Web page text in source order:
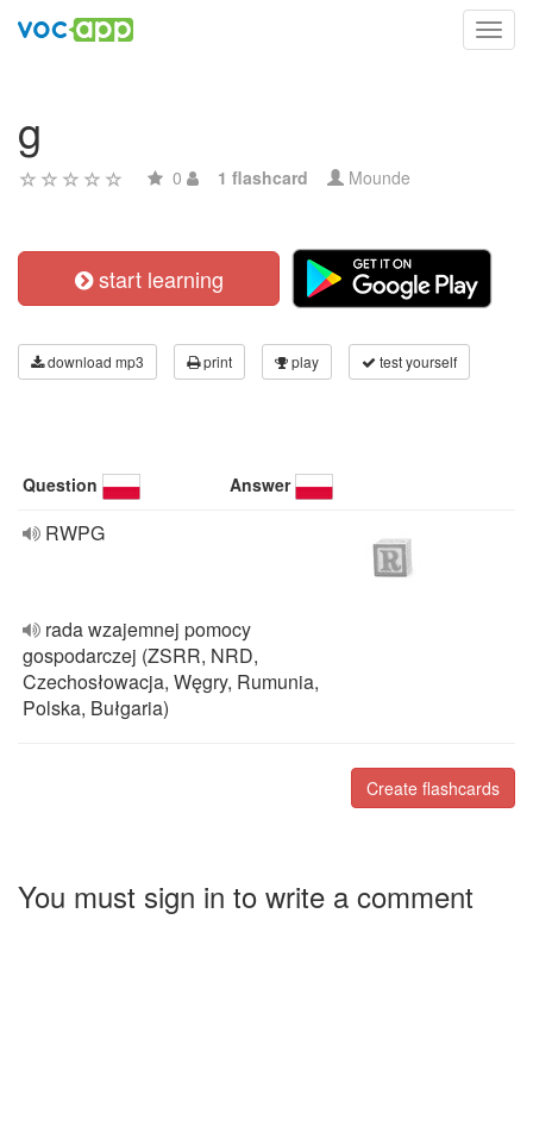
g
0 1 flashcard Mounde
start learning
download mp3 print play test yourself
Question Answer
RWPG
rada wzajemnej pomocy
gospodarczej (ZSRR, NRD,
Czechosłowacja, Węgry, Rumunia,
Polska, Bułgaria)
Create flashcards
You must sign in to write a comment